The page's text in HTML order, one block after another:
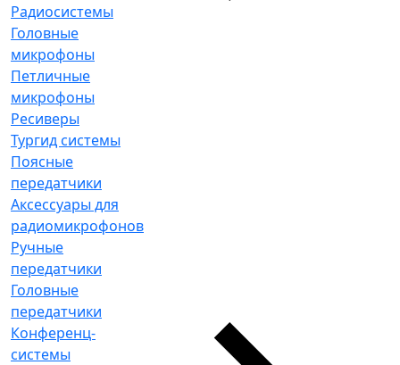
Радиосистемы
Головные
микрофоны
Петличные
микрофоны
Ресиверы
Тургид системы
Поясные
передатчики
Аксессуары для
радиомикрофонов
Ручные
передатчики
Головные
передатчики
Конференц-
системы